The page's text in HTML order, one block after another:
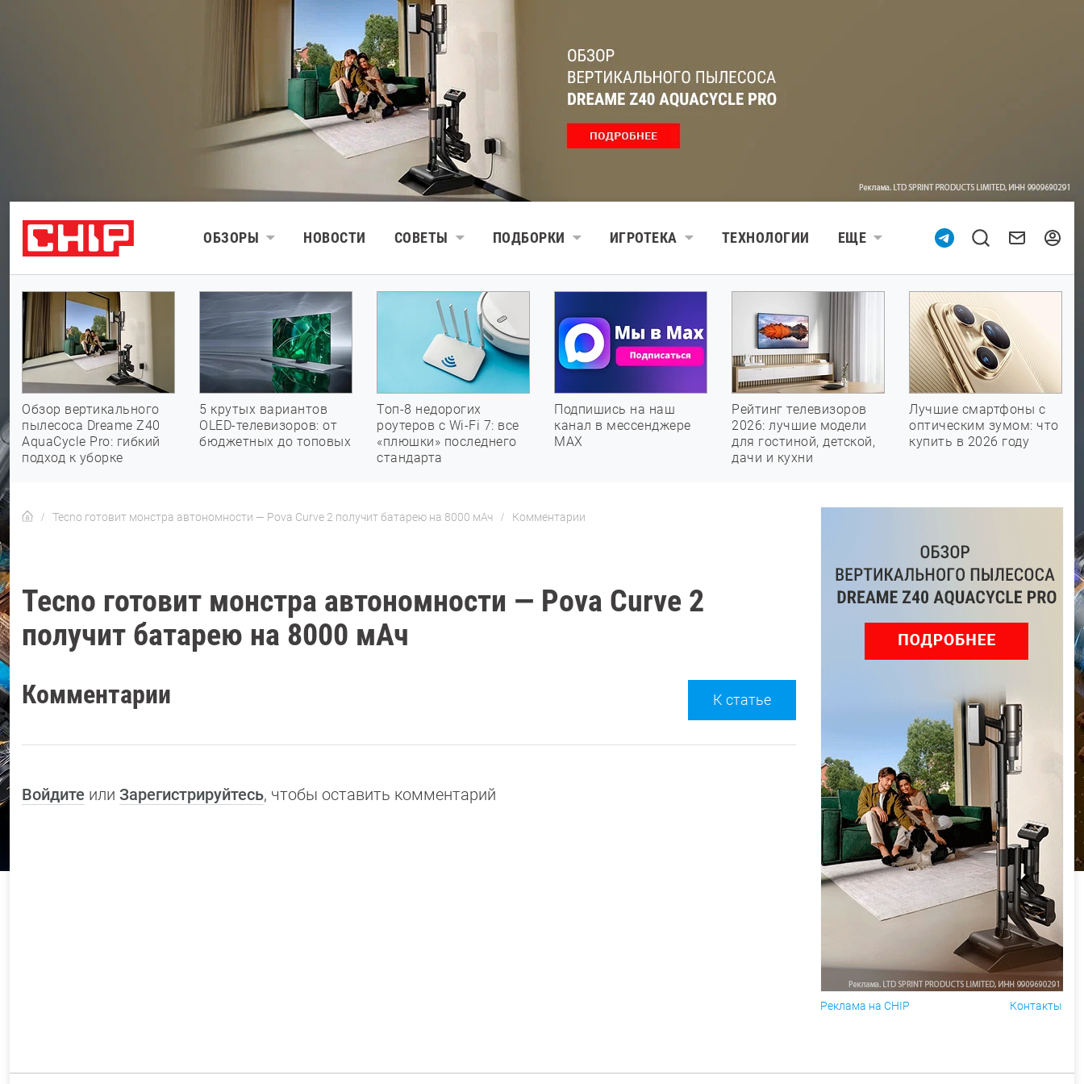
ОБЗОРЫ НОВОСТИ СОВЕТЫ ПОДБОРКИ ИГРОТЕКА ТЕХНОЛОГИИ ЕЩЕ
Обзор вертикального
пылесоса Dreame Z40
AquaCycle Pro: гибкий
подход к уборке
5 крутых вариантов
OLED-телевизоров: от
бюджетных до топовых
Топ-8 недорогих
роутеров с Wi-Fi 7: все
«плюшки» последнего
стандарта
Подпишись на наш
канал в мессенджере
МАХ
Рейтинг телевизоров
2026: лучшие модели
для гостиной, детской,
дачи и кухни
Лучшие смартфоны с
оптическим зумом: что
купить в 2026 году
Tecno готовит монстра автономности — Pova Curve 2 получит батарею на 8000 мАч Комментарии
Tecno готовит монстра автономности — Pova Curve 2
получит батарею на 8000 мАч
Комментарии К статье
Войдите или Зарегистрируйтесь, чтобы оставить комментарий
Реклама на CHIP Контакты